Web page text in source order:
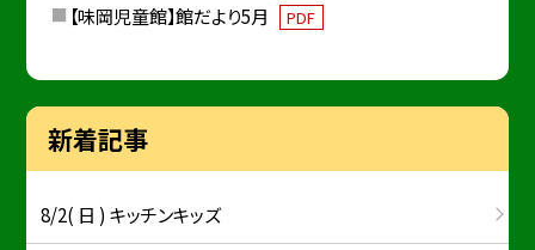
【味岡児童館】館だより5月 PDF
新着記事
8/2( 日 ) キッチンキッズ